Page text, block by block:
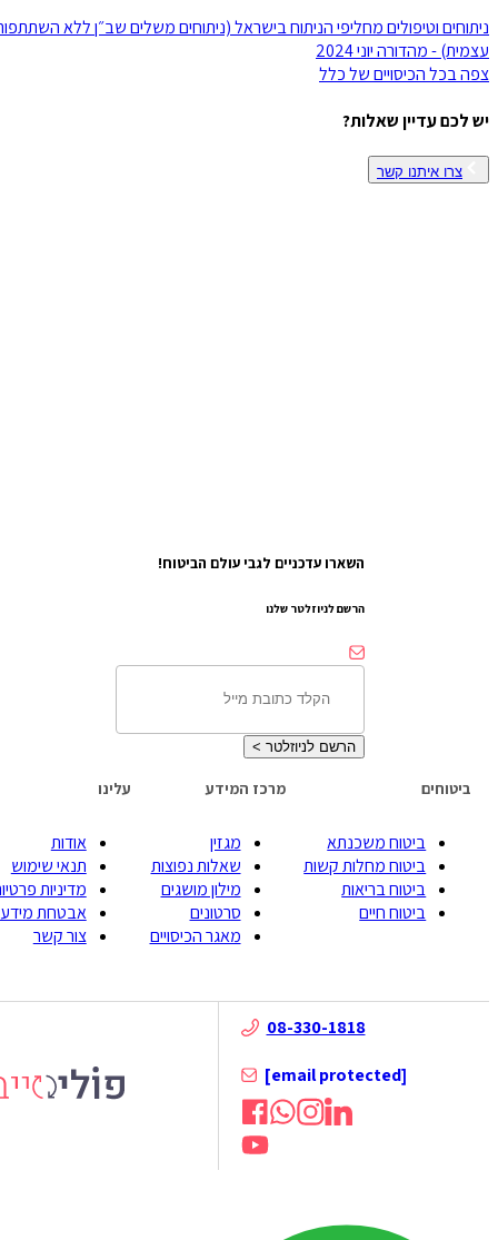
ניתוחים וטיפולים מחליפי הניתוח בישראל (ניתוחים משלים שב״ן ללא השתתפות
עצמית) - מהדורה יוני 2024
צפה בכל הכיסויים שלכלל
יש לכם עדיין שאלות?
צרו איתנו קשר
השארו עדכניים לגבי עולם הביטוח!
הרשם לניוזלטר שלנו
הרשם לניוזלטר >
ביטוחים
ביטוח משכנתא
ביטוח מחלות קשות
ביטוח בריאות
ביטוח חיים
מרכז המידע
מגזין
שאלות נפוצות
מילון מושגים
סרטונים
מאגר הכיסויים
עלינו
אודות
תנאי שימוש
מדיניות פרטיות
אבטחת מידע
צור קשר
08-330-1818
[email protected]